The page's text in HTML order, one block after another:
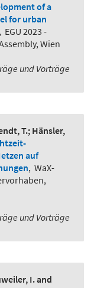
of a
for urban
, EGU 2023 -
Wien
und Vorträge
T.; Hänsler,
auf
, WaX-
und Vorträge
I. and